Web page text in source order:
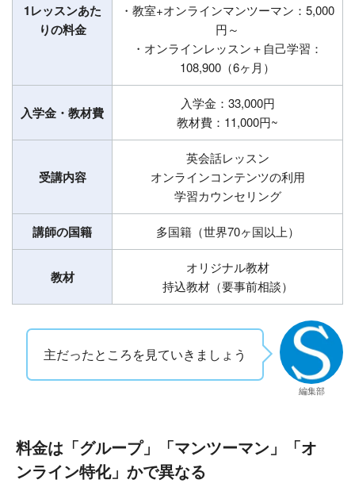
1レッスンあた
りの料金
・教室+オンラインマンツーマン：5,000
円～
・オンラインレッスン＋自己学習：
108,900（6ヶ月）
入学金・教材費
入学金：33,000円
教材費：11,000円~
受講内容
英会話レッスン
オンラインコンテンツの利用
学習カウンセリング
講師の国籍 多国籍（世界70ヶ国以上）
教材
オリジナル教材
持込教材（要事前相談）
主だったところを見ていきましょう
編集部
料金は「グループ」「マンツーマン」「オ
ンライン特化」かで異なる